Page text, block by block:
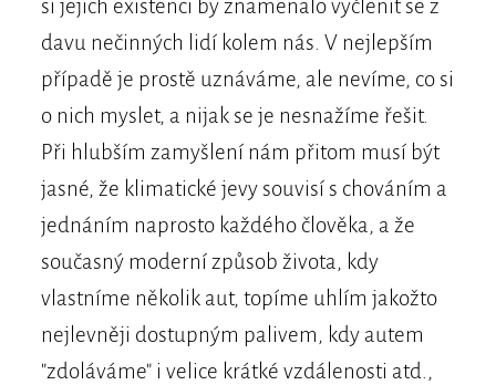
si jejich existenci by znamenalo vyčlenit se z
davu nečinných lidí kolem nás. V nejlepším
případě je prostě uznáváme, ale nevíme, co si
o nich myslet, a nijak se je nesnažíme řešit.
Při hlubším zamyšlení nám přitom musí být
jasné, že klimatické jevy souvisí s chováním a
jednáním naprosto každého člověka, a že
současný moderní způsob života, kdy
vlastníme několik aut, topíme uhlím jakožto
nejlevněji dostupným palivem, kdy autem
"zdoláváme" i velice krátké vzdálenosti atd.,